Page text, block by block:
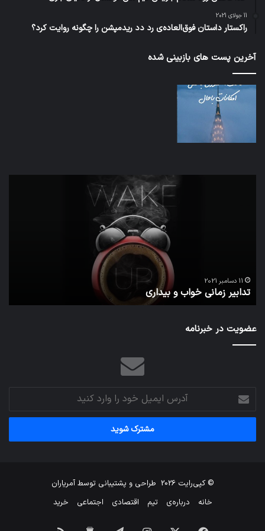
11 جولای 2021
راکستار داستان فوق‌العاده‌ی رد دد ریدمپشن را چگونه روایت کرد؟
آخرین پست های بازبینی شده
11 دسامبر 2021
تدابیر زمانی خواب و بیداری
عضویت در خبرنامه
آدرس
ایمیل
خود
وارد
© کپی‌رایت 2026 طراحی و پشتیبانی توسطآمریاران
خانه
درباره‌ی تیم اقتصادی اجتماعی خرید